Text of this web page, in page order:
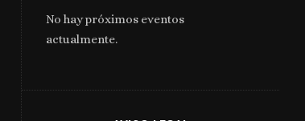
Gabinete de comunicación y prensa de Bodegas Aragonesas – Nuevo espacio Terroir – Garnacha
No hay próximos eventos
actualmente.